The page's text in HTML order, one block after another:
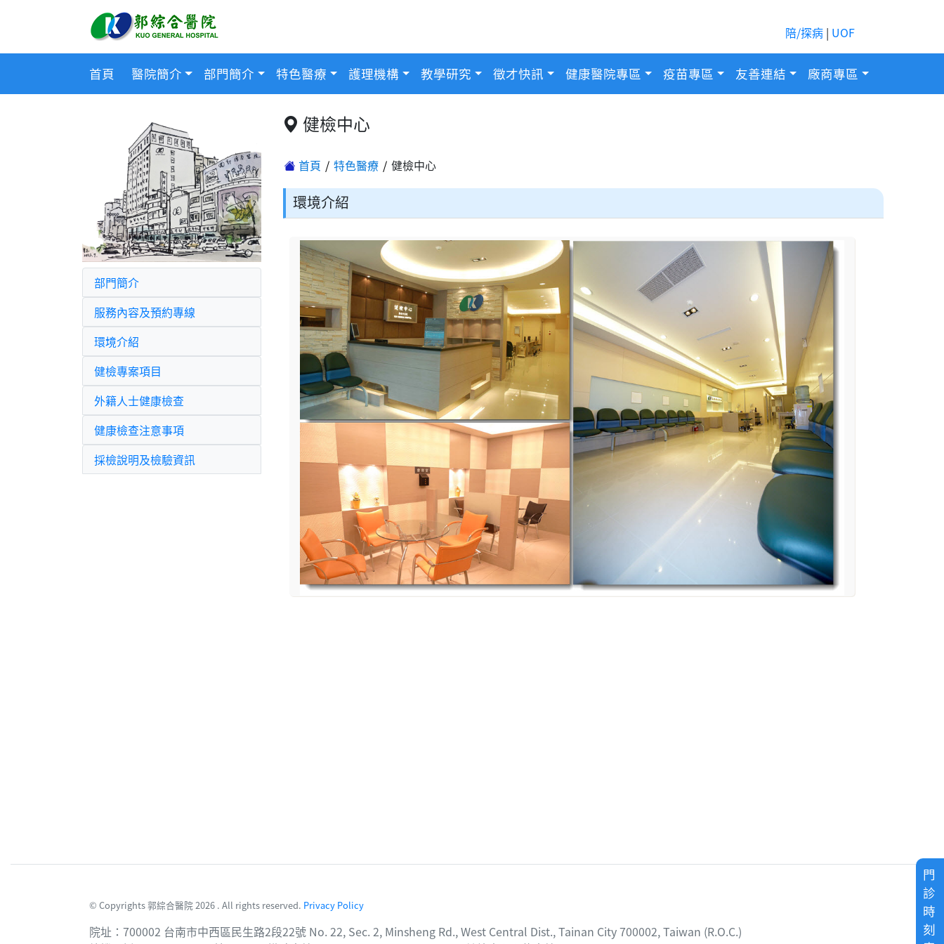
陪/探病 | UOF
首頁 醫院簡介 部門簡介 特色醫療 護理機構 教學研究 徵才快訊 健康醫院專區 疫苗專區 友善連結 廠商專區
部門簡介
服務內容及預約專線
環境介紹
健檢專案項目
外籍人士健康檢查
健康檢查注意事項
採檢說明及檢驗資訊
健檢中心
首頁 特色醫療 健檢中心
環境介紹
© Copyrights 郭綜合醫院 2026 . All rights reserved. Privacy Policy
院址：700002 台南市中西區民生路2段22號 No. 22, Sec. 2, Minsheng Rd., West Central Dist., Tainan City 700002, Taiwan (R.O.C.)
門
診
時
刻